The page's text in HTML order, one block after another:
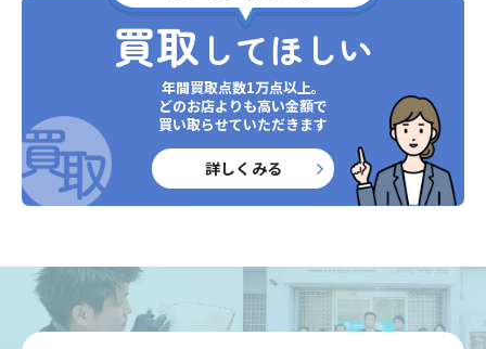
買取 してほしい
年間買取点数1万点以上。
どのお店よりも高い金額で
買い取らせていただきます
詳しくみる